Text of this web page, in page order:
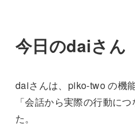
今日のdaiさん
daiさんは、piko-two の機
「会話から実際の行動に
た。